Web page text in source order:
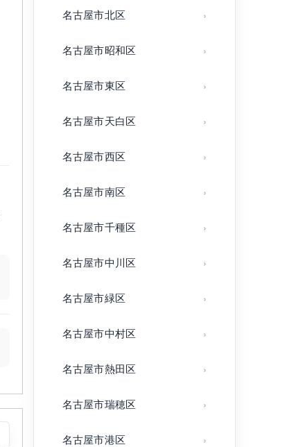
名古屋市北区
名古屋市昭和区
名古屋市東区
名古屋市天白区
名古屋市西区
名古屋市南区
名古屋市千種区
名古屋市中川区
名古屋市緑区
名古屋市中村区
名古屋市熱田区
名古屋市瑞穂区
名古屋市港区